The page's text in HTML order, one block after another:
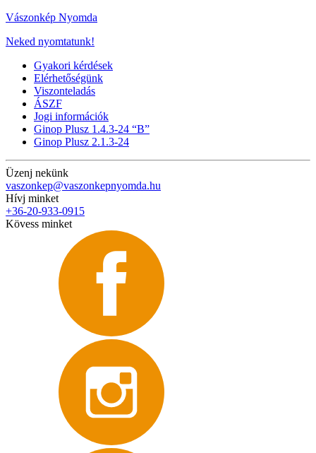
Vászonkép Nyomda
Neked nyomtatunk!
Gyakori kérdések
Elérhetőségünk
Viszonteladás
ÁSZF
Jogi információk
Ginop Plusz 1.4.3-24 “B”
Ginop Plusz 2.1.3-24
Üzenj nekünk
vaszonkep@vaszonkepnyomda.hu
Hívj minket
+36-20-933-0915
Kövess minket